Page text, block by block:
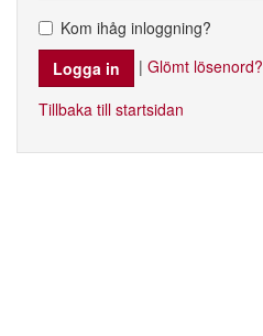
Kom ihåg inloggning?
| Glömt lösenord?
Tillbaka till startsidan